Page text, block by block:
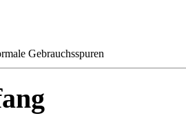
Gebrauchsspuren